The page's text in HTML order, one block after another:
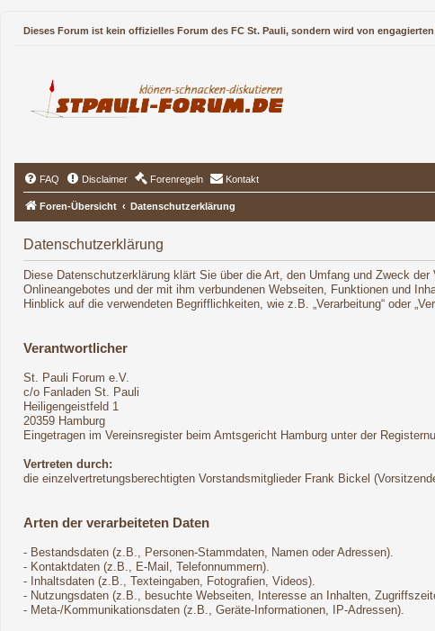
Dieses Forum ist kein offizielles Forum des FC St. Pauli, sondern wird von
FAQ Disclaimer Forenregeln Kontakt
Foren-Übersicht Datenschutzerklärung
Datenschutzerklärung
Diese Datenschutzerklärung klärt Sie über die Art, den Umfang und Zweck
Onlineangebotes und der mit ihm verbundenen Webseiten, Funktionen und
Hinblick auf die verwendeten Begrifflichkeiten, wie z.B. „Verarbeitung“ oder
Verantwortlicher
St. Pauli Forum e.V.
c/o Fanladen St. Pauli
Heiligengeistfeld 1
20359 Hamburg
Eingetragen im Vereinsregister beim Amtsgericht Hamburg unter der
Vertreten durch:
die einzelvertretungsberechtigten Vorstandsmitglieder Frank Bickel
Arten der verarbeiteten Daten
- Bestandsdaten (z.B., Personen-Stammdaten, Namen oder Adressen).
- Kontaktdaten (z.B., E-Mail, Telefonnummern).
- Inhaltsdaten (z.B., Texteingaben, Fotografien, Videos).
- Nutzungsdaten (z.B., besuchte Webseiten, Interesse an Inhalten,
- Meta-/Kommunikationsdaten (z.B., Geräte-Informationen, IP-Adressen).